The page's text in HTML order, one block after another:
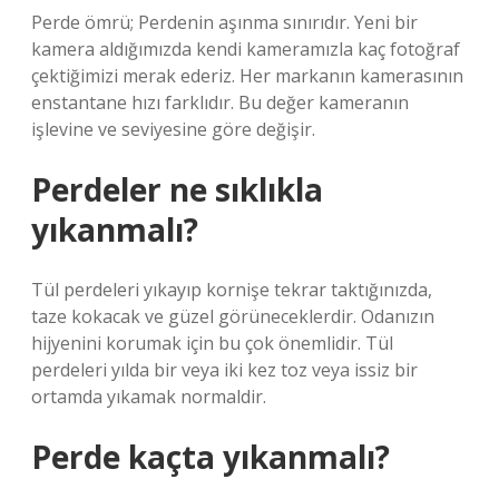
Perde ömrü; Perdenin aşınma sınırıdır. Yeni bir
kamera aldığımızda kendi kameramızla kaç fotoğraf
çektiğimizi merak ederiz. Her markanın kamerasının
enstantane hızı farklıdır. Bu değer kameranın
işlevine ve seviyesine göre değişir.
Perdeler ne sıklıkla
yıkanmalı?
Tül perdeleri yıkayıp kornişe tekrar taktığınızda,
taze kokacak ve güzel görüneceklerdir. Odanızın
hijyenini korumak için bu çok önemlidir. Tül
perdeleri yılda bir veya iki kez toz veya issiz bir
ortamda yıkamak normaldir.
Perde kaçta yıkanmalı?